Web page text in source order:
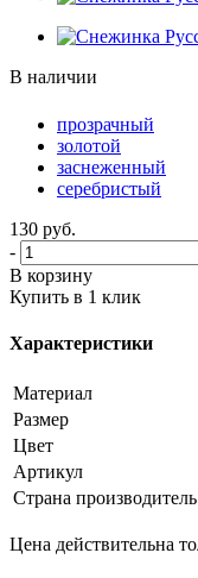
В наличии
прозрачный
золотой
заснеженный
серебристый
130 руб.
-
В корзину
Купить в 1 клик
Характеристики
Материал
Размер
Цвет
Артикул
Страна производитель
Цена действительна